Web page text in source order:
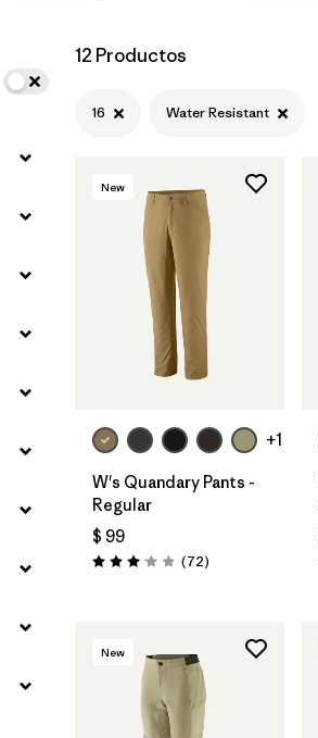
12 Productos
16 Water Resistant
New
+1
W's Quandary Pants -
Regular
$ 99
Valoración: 3.1 / 5
(72Comentarios
)
New